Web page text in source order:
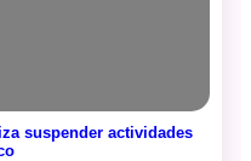
suspender actividades